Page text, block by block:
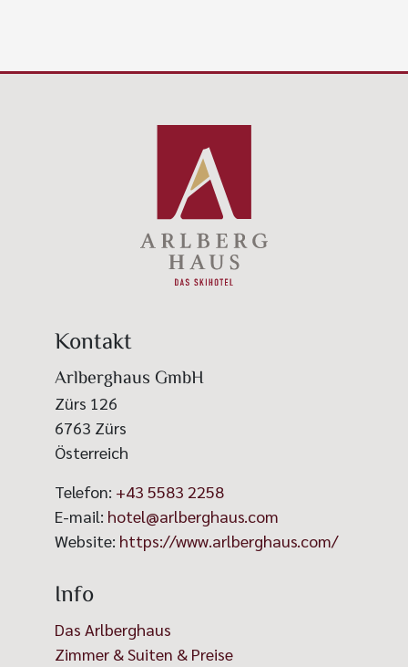
Kontakt
Arlberghaus GmbH
Zürs 126
6763 Zürs
Österreich
Telefon: +43 5583 2258
E-mail: hotel@arlberghaus.com
Website: https://www.arlberghaus.com/
Info
Das Arlberghaus
Zimmer & Suiten & Preise